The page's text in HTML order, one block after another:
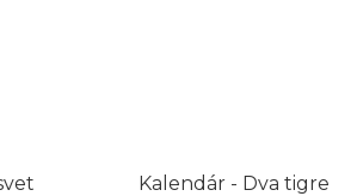
Kalendár - Dva tigre